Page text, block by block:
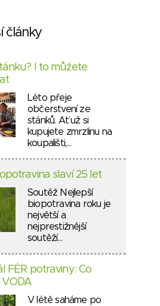
články
I to můžete
Léto přeje
občerstvení ze
stánků. Ať už si
kupujete zmrzlinu na
koupališti,…
slaví 25 let
Soutěž Nejlepší
biopotravina roku je
největší a
nejprestižnější
soutěží…
FÉR potraviny: Co
VODA
V létě saháme po